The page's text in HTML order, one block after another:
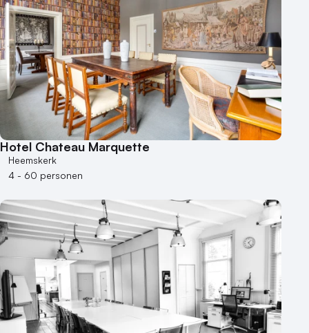
Hotel Chateau Marquette
Heemskerk
4 - 60 personen